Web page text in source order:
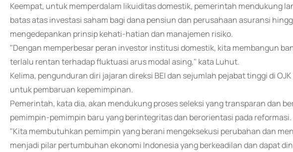
Keempat, untuk memperdalam likuiditas domestik, pemerintah mendukung
batas atas investasi saham bagi dana pensiun dan perusahaan asuransi
mengedepankan prinsip kehati-hatian dan manajemen risiko.
"Dengan memperbesar peran investor institusi domestik, kita membangun
terlalu rentan terhadap fluktuasi arus modal asing," kata Luhut.
Kelima, pengunduran diri jajaran direksi BEI dan sejumlah pejabat tinggi di
untuk pembaruan kepemimpinan.
Pemerintah, kata dia, akan mendukung proses seleksi yang transparan dan
pemimpin-pemimpin baru yang berintegritas dan berorientasi pada reformasi.
"Kita membutuhkan pemimpin yang berani mengeksekusi perubahan dan
menjadi pilar pertumbuhan ekonomi Indonesia yang berkeadilan dan dapat